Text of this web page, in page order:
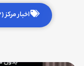
اخبار مرکز (603)